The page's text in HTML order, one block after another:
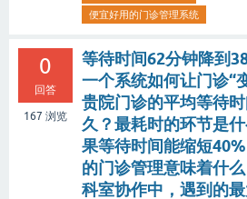
便宜好用的门诊管理系统
0
回答
167 浏览
等待时间62分钟降到
一个系统如何让门诊“
贵院门诊的平均等待
久？最耗时的环节是
果等待时间能缩短
的门诊管理意味着什
科室协作中，遇到的